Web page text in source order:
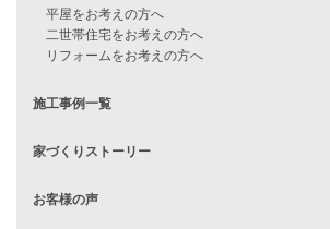
Line Up
WOOD BOX
自由設計注文住宅
Smart2030
シンプルな平屋
家づくりナイスホームズの家づくり